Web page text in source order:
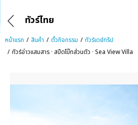
ทัวร์ไทย
หน้าแรก
สินค้า ตั๋วกิจกรรม
ทัวร์เดย์ทริป
ทัวร์อ่าวแสมสาร · สปีดโบ๊ทส่วนตัว · Sea View Villa